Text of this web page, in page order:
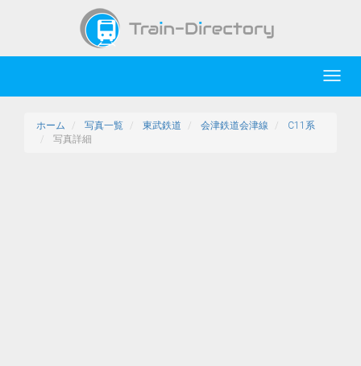
ホーム 写真一覧 東武鉄道 会津鉄道会津線
C11系
写真詳細